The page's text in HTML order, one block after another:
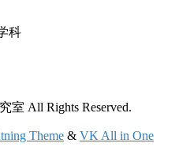
科
室 All Rights Reserved.
Theme & VK All in One